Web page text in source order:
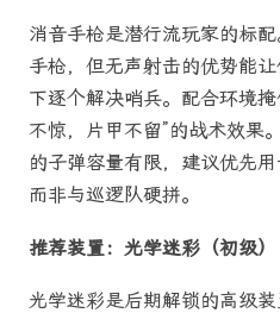
消音手枪是潜行流玩家的标
手枪，但无声射击的优势能
下逐个解决哨兵。配合环境
不惊，片甲不留”的战术效果
的子弹容量有限，建议优先
而非与巡逻队硬拼。
推荐装置：光学迷彩（初级）
光学迷彩是后期解锁的高级